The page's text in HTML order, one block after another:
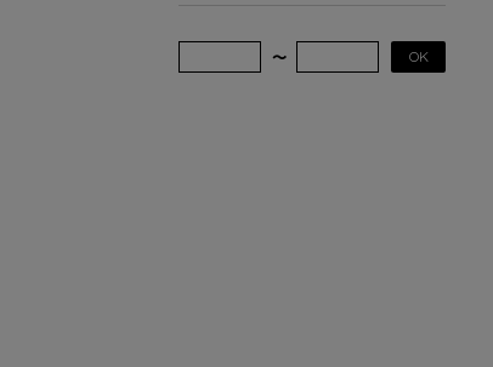
OK